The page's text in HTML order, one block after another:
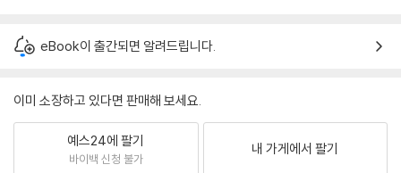
eBook이 출간되면 알려드립니다.
이미 소장하고 있다면 판매해 보세요.
예스24에 팔기
바이백 신청 불가
내 가게에서 팔기